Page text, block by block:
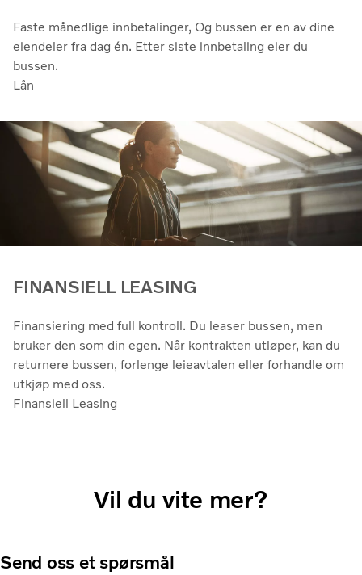
Faste månedlige innbetalinger, Og bussen er en av dine
eiendeler fra dag én. Etter siste innbetaling eier du
bussen.
Lån
FINANSIELL LEASING
Finansiering med full kontroll. Du leaser bussen, men
bruker den som din egen. Når kontrakten utløper, kan du
returnere bussen, forlenge leieavtalen eller forhandle om
utkjøp med oss.
Finansiell Leasing
Vil du vite mer?
Send oss et spørsmål